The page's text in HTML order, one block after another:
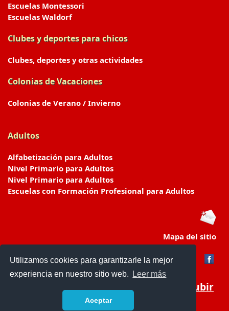
Utilizamos cookies para garantizarle la mejor
experiencia en nuestro sitio web.
Leer más
Aceptar
Escuelas Montessori
Escuelas Waldorf
Clubes y deportes para chicos
Clubes, deportes y otras actividades
Colonias de Vacaciones
Colonias de Verano / Invierno
Adultos
Alfabetización para Adultos
Nivel Primario para Adultos
Nivel Primario para Adultos
Escuelas con Formación Profesional para Adultos
Mapa del sitio
Subir